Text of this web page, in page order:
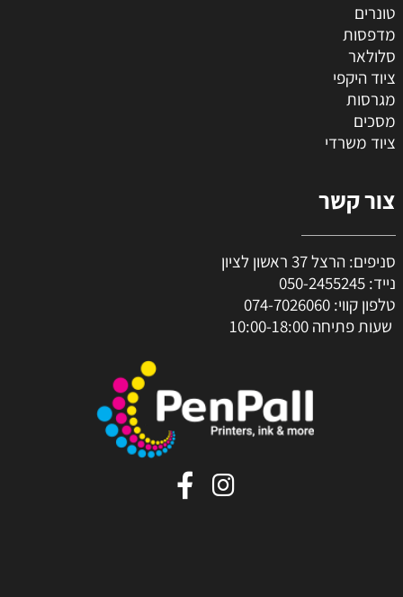
טונרים
מדפסות
סלולאר
ציוד היקפי
מגרסות
מסכים
ציוד משרדי
צור קשר
סניפים: הרצל 37 ראשון לציון
נייד: 050-2455245
טלפון קווי: 074-7026060
שעות פתיחה 10:00-18:00